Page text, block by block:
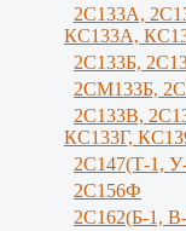
2C133А,
КС133А,
2С133Б,
2СМ133Б,
2С133В,
КС133Г,
2С147(Т-1,
2С156Ф
2С162(Б-1,